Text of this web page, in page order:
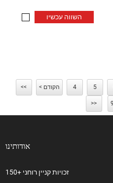
השווה עכשיו
<< < הקודם 4 5
>>
אודותינו
150+ זכויות קניין רוחני